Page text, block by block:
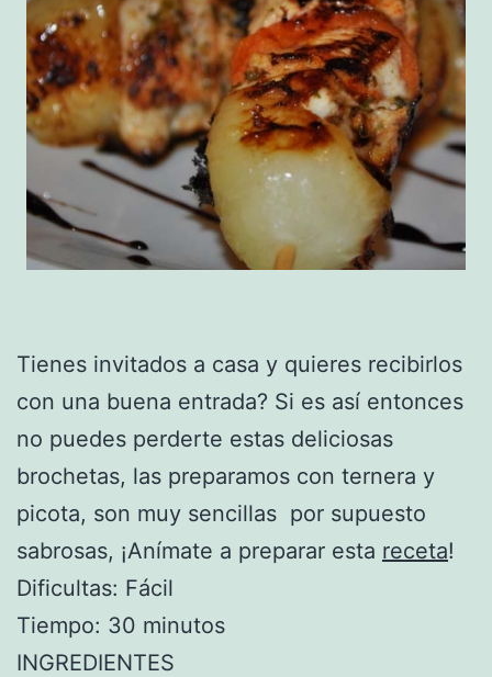
Tienes invitados a casa y quieres recibirlos
con una buena entrada? Si es así entonces
no puedes perderte estas deliciosas
brochetas, las preparamos con ternera y
picota, son muy sencillas por supuesto
sabrosas, ¡Anímate a preparar esta receta!
Dificultas: Fácil
Tiempo: 30 minutos
INGREDIENTES